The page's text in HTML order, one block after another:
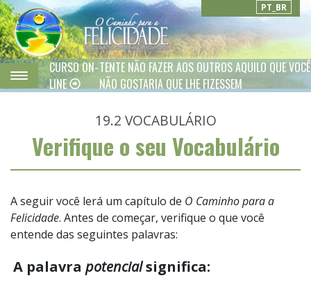
PT_BR
CURSO ON-
LINE
TENTE NÃO FAZER AOS OUTROS AQUILO QUE VOCÊ
NÃO GOSTARIA QUE LHE FIZESSEM
19.2 VOCABULÁRIO
Verifique o seu Vocabulário
A seguir você lerá um capítulo de O Caminho para a
Felicidade. Antes de começar, verifique o que você
entende das seguintes palavras:
A palavra potencialsignifica: